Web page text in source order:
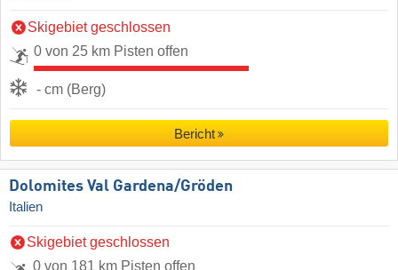
Skigebiet geschlossen
0 von 25 km Pisten offen
- cm (Berg)
Bericht
Dolomites Val Gardena/​Gröden
Italien
Skigebiet geschlossen
0 von 181 km Pisten offen